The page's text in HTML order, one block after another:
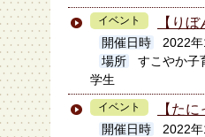
イベント 【り
開催日時
2022
場所
すこやか子
学生
イベント 【た
開催日時
2022